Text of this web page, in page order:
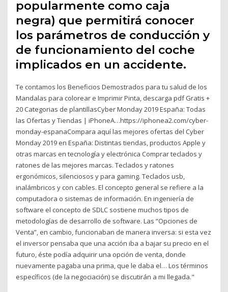
popularmente como caja
negra) que permitirá conocer
los parámetros de conducción y
de funcionamiento del coche
implicados en un accidente.
Te contamos los Beneficios Demostrados para tu salud de los
Mandalas para colorear e Imprimir Pinta, descarga pdf Gratis +
20 Categorias de plantillasCyber Monday 2019 España: Todas
las Ofertas y Tiendas | iPhoneA…https://iphonea2.com/cyber-
monday-espanaCompara aquí las mejores ofertas del Cyber
Monday 2019 en España: Distintas tiendas, productos Apple y
otras marcas en tecnología y electrónica Comprar teclados y
ratones de las mejores marcas. Teclados y ratones
ergonómicos, silenciosos y para gaming. Teclados usb,
inalámbricos y con cables. El concepto general se refiere a la
computadora o sistemas de información. En ingeniería de
software el concepto de SDLC sostiene muchos tipos de
metodologías de desarrollo de software. Las “Opciones de
Venta”, en cambio, funcionaban de manera inversa: si esta vez
el inversor pensaba que una acción iba a bajar su precio en el
futuro, éste podía adquirir una opción de venta, donde
nuevamente pagaba una prima, que le daba el… Los términos
específicos (de la negociación) se discutirán a mi llegada."